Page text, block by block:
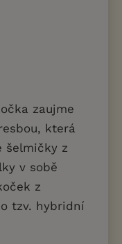
zaujme
která
šelmičky z
v sobě
z
tzv. hybridní